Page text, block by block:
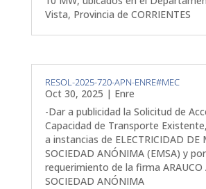
Vista, Provincia de CORRIENTES
RESOL-2025-720-APN-ENRE#MEC
Oct 30, 2025 | Enre
-Dar a publicidad la Solicitud de
Capacidad de Transporte
a instancias de ELECTRICIDAD DE
SOCIEDAD ANÓNIMA (EMSA) y por
requerimiento de la firma ARAUCO
SOCIEDAD ANÓNIMA